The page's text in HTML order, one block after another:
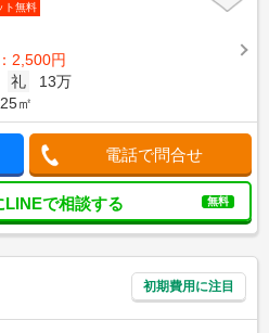
ト無料
2,500円
礼
13万
25㎡
電話で問合せ
LINEで相談する 無料
初期費用に注目